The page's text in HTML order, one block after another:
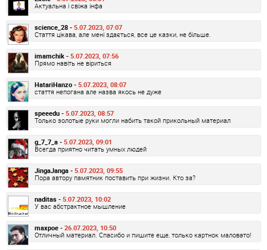
Актуальна і свіжа інфа
science_28 - 5.07.2023, 07:07
Стаття цікава, але мені здається, все це казки, не більше.
imamchik - 5.07.2023, 07:56
Прямо навіть не віриться
HatariHanzo - 5.07.2023, 08:07
стаття непогана але назва якось не дуже
speeedu - 5.07.2023, 08:57
Только золотые руки могли набить такой прикольный материал
g_7_7_a - 5.07.2023, 09:01
Всегда приятно читать умных людей
JingaJanga - 5.07.2023, 09:55
Пора автору памятник поставить при жизни. Кто за?
naditas - 5.07.2023, 10:02
У вас абстрактное мышление
maxpoe - 26.07.2023, 10:50
Отличный материал. Спасибо и пишите еще, только картнок маловато!